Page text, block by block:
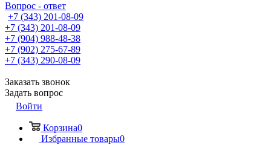
Вопрос - ответ
+7 (343) 201-08-09
+7 (343) 201-08-09
+7 (904) 988-48-38
+7 (902) 275-67-89
+7 (343) 290-08-09
Заказать звонок
Задать вопрос
Войти
Корзина0
Избранные товары0